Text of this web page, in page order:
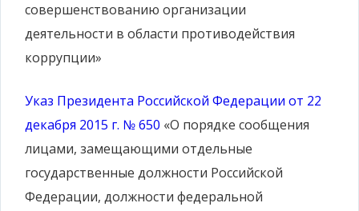
совершенствованию организации
деятельности в области противодействия
коррупции»
Указ Президента Российской Федерации от 22
декабря 2015 г. № 650 «О порядке сообщения
лицами, замещающими отдельные
государственные должности Российской
Федерации, должности федеральной